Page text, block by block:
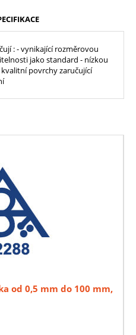
: - vynikající rozměrovou
jako standard - nízkou
povrchy zaručující
od 0,5 mm do 100 mm,